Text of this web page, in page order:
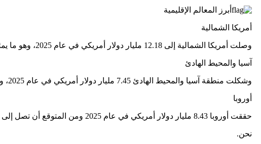
أبرز المعالم الإقليمية
أمريكا الشمالية
وصلت أمريكا الشمالية إلى 12.18 مليار دولار أمريكي في عام 2025، وهو ما يمثل حصة 35.90٪، ومن المتوقع أن تصل إلى 12.94 مليار دولار أمريكي في عام 2026.
آسيا والمحيط الهادئ
وشكلت منطقة آسيا والمحيط الهادئ 7.45 مليار دولار أمريكي في عام 2025، وهو ما يمثل 21.90٪ من الصناعة العالمية، ومن المتوقع أن تصل إلى 8.3 مليار دولار أمريكي في عام 2026.
أوروبا
حققت أوروبا 8.43 مليار دولار أمريكي في عام 2025 ومن المتوقع أن تصل إلى 9.02 مليار دولار أمريكي في عام 2026.
نحن.